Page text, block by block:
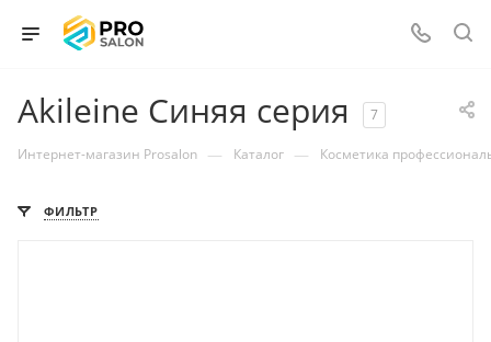
Akileine Синяя серия 7
Интернет-магазин Prosalon — Каталог — Косметика
ФИЛЬТР